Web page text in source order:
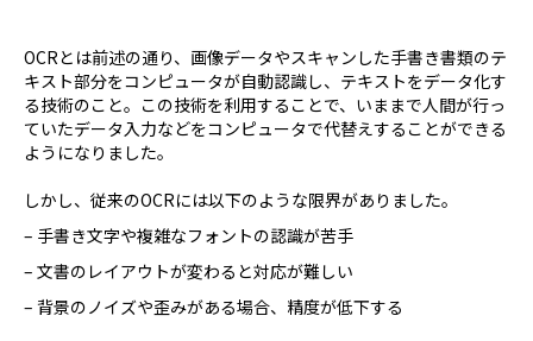
OCRとは前述の通り、画像データやスキャンした手書き書類のテ
キスト部分をコンピュータが自動認識し、テキストをデータ化す
る技術のこと。この技術を利用することで、いままで人間が行っ
ていたデータ入力などをコンピュータで代替えすることができる
ようになりました。
しかし、従来のOCRには以下のような限界がありました。
– 手書き文字や複雑なフォントの認識が苦手
– 文書のレイアウトが変わると対応が難しい
– 背景のノイズや歪みがある場合、精度が低下する